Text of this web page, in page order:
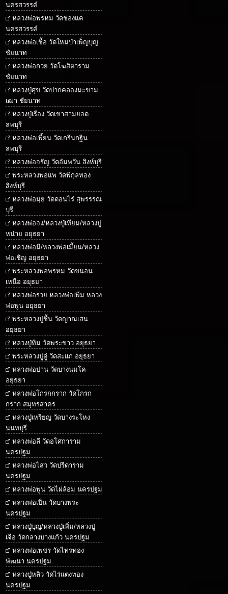
นครสวรรค์
หลวงพ่อพรหม วัดช่องแค
นครสวรรค์
หลวงพ่อเชื้อ วัดใหม่บำเพ็ญบุญ
ชัยนาท
หลวงพ่อกวย วัดโฆสิตาราม
ชัยนาท
หลวงปู่ศุข วัดปากคลองมะขาม
เฒ่า ชัยนาท
หลวงปู่เรือง วัดเขาสามยอด
ลพบุรี
หลวงพ่อเพี้ยน วัดเกริ่นกฐิน
ลพบุรี
หลวงพ่อจรัญ วัดอัมพวัน สิงห์บุรี
พระหลวงพ่อแพ วัดพิกุลทอง
สิงห์บุรี
หลวงพ่อมุ่ย วัดดอนไร่ สุพรรรณ
บุรี
หลวงพ่อจง/หลวงปู่เทียม/หลวงปู่
หน่าย อยุธยา
หลวงพ่อมี/หลวงพ่อเมี้ยน/หลวง
พ่อเชิญ อยุธยา
พระหลวงพ่อพรหม วัดขนอน
เหนือ อยุธยา
หลวงพ่อรวย หลวงพ่อเพิ่ม หลวง
พ่อพูน อยุธยา
พระหลวงปู่ชื้น วัดญาณเสน
อยุธยา
หลวงปู่ทิม วัดพระขาว อยุธยา
พระหลวงปู่ดู่ วัดสะแก อยุธยา
หลวงพ่อปาน วัดบางนมโค
อยุธยา
หลวงพ่อโกรกกราก วัดโกรก
กราก สมุทรสาคร
หลวงปู่เหรียญ วัดบางระโหง
นนทบุรี
หลวงพ่อลี วัดอโศการาม
นครปฐม
หลวงพ่อไสว วัดปรีดาราม
นครปฐม
หลวงพ่อพูน วัดไผ่ล้อม นครปฐม
หลวงพ่อเปิ่น วัดบางพระ
นครปฐม
หลวงปู่บุญ/หลวงปู่เพิ่ม/หลวงปู่
เจือ วัดกลางบางแก้ว นครปฐม
หลวงพ่อเพชร วัดไทรทอง
พัฒนา นครปฐม
หลวงปู่หลิว วัดไร่แตงทอง
นครปฐม